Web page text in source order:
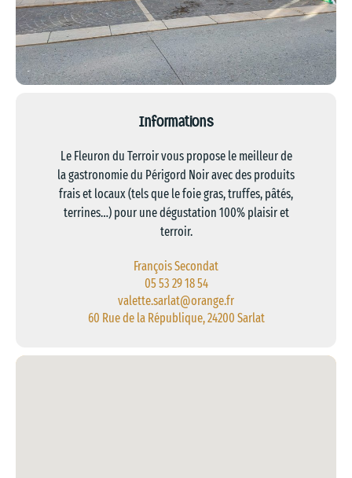
Informations
Le Fleuron du Terroir vous propose le meilleur de
la gastronomie du Périgord Noir avec des produits
frais et locaux (tels que le foie gras, truffes, pâtés,
terrines…) pour une dégustation 100% plaisir et
terroir.
François Secondat
05 53 29 18 54
valette.sarlat@orange.fr
60 Rue de la République, 24200 Sarlat